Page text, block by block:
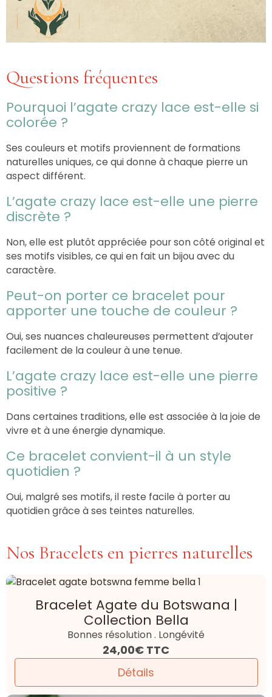
Questions fréquentes
Pourquoi l’agate crazy lace est-elle si
colorée ?
Ses couleurs et motifs proviennent de formations
naturelles uniques, ce qui donne à chaque pierre un
aspect différent.
L’agate crazy lace est-elle une pierre
discrète ?
Non, elle est plutôt appréciée pour son côté original et
ses motifs visibles, ce qui en fait un bijou avec du
caractère.
Peut-on porter ce bracelet pour
apporter une touche de couleur ?
Oui, ses nuances chaleureuses permettent d’ajouter
facilement de la couleur à une tenue.
L’agate crazy lace est-elle une pierre
positive ?
Dans certaines traditions, elle est associée à la joie de
vivre et à une énergie dynamique.
Ce bracelet convient-il à un style
quotidien ?
Oui, malgré ses motifs, il reste facile à porter au
quotidien grâce à ses teintes naturelles.
Nos Bracelets en pierres naturelles
Bracelet Agate du Botswana |
Collection Bella
Bonnes résolution . Longévité
24,00€ TTC
Détails